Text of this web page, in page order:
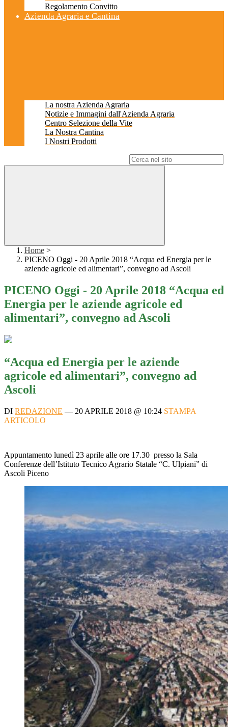
Regolamento Convitto
Azienda Agraria e Cantina
La nostra Azienda Agraria
Notizie e Immagini dall'Azienda Agraria
Centro Selezione della Vite
La Nostra Cantina
I Nostri Prodotti
Home >
PICENO Oggi - 20 Aprile 2018 “Acqua ed Energia per le
aziende agricole ed alimentari”, convegno ad Ascoli
PICENO Oggi - 20 Aprile 2018 “Acqua ed
Energia per le aziende agricole ed
alimentari”, convegno ad Ascoli
“Acqua ed Energia per le aziende
agricole ed alimentari”, convegno ad
Ascoli
DI REDAZIONE — 20 APRILE 2018 @ 10:24 STAMPA
ARTICOLO
Appuntamento lunedì 23 aprile alle ore 17.30 presso la Sala
Conferenze dell’Istituto Tecnico Agrario Statale “C. Ulpiani” di
Ascoli Piceno